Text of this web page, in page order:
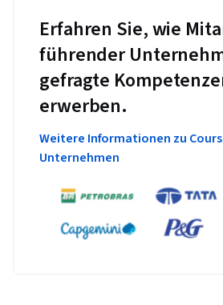
Erfahren Sie, wie
führender
gefragte
erwerben.
Weitere Informationen zu
Unternehmen